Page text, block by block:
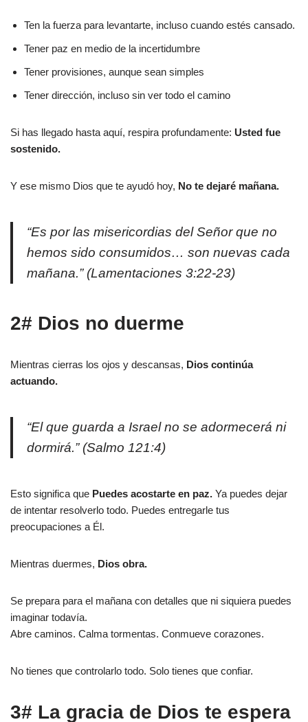
Ten la fuerza para levantarte, incluso cuando estés cansado.
Tener paz en medio de la incertidumbre
Tener provisiones, aunque sean simples
Tener dirección, incluso sin ver todo el camino
Si has llegado hasta aquí, respira profundamente: Usted fue
sostenido.
Y ese mismo Dios que te ayudó hoy, No te dejaré mañana.
“Es por las misericordias del Señor que no
hemos sido consumidos… son nuevas cada
mañana.” (Lamentaciones 3:22-23)
2# Dios no duerme
Mientras cierras los ojos y descansas, Dios continúa
actuando.
“El que guarda a Israel no se adormecerá ni
dormirá.” (Salmo 121:4)
Esto significa que Puedes acostarte en paz. Ya puedes dejar
de intentar resolverlo todo. Puedes entregarle tus
preocupaciones a Él.
Mientras duermes, Dios obra.
Se prepara para el mañana con detalles que ni siquiera puedes
imaginar todavía.
Abre caminos. Calma tormentas. Conmueve corazones.
No tienes que controlarlo todo. Solo tienes que confiar.
3# La gracia de Dios te espera